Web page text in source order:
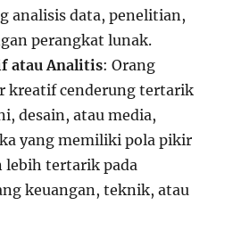
analisis data, penelitian,
perangkat lunak.
atau Analitis: Orang
kreatif cenderung tertarik
desain, atau media,
yang memiliki pola pikir
tertarik pada
keuangan, teknik, atau